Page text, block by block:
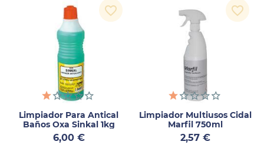
Limpiador Para Antical
Baños Oxa Sinkal 1kg
Precio
6,00 €
favorite_border
Limpiador Multiusos Cidal
Marfil 750ml
Precio
2,57 €
favorite_border